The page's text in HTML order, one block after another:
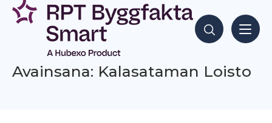
Siirry
sisältöön
Hae sisältöjä
Avainsana: Kalasataman Loisto